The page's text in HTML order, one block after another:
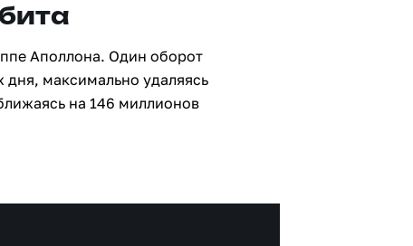
Аполлона. Один оборот
дня, максимально удаляясь
на 146 миллионов